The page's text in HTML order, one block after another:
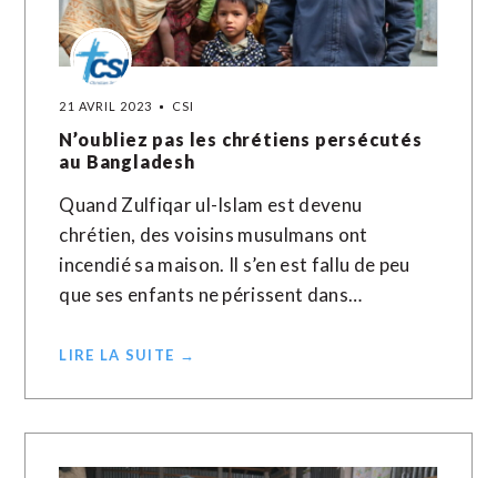
21 AVRIL 2023 CSI
N’oubliez pas les chrétiens persécutés
au Bangladesh
Quand Zulfiqar ul-Islam est devenu
chrétien, des voisins musulmans ont
incendié sa maison. Il s’en est fallu de peu
que ses enfants ne périssent dans…
LIRE LA SUITE →